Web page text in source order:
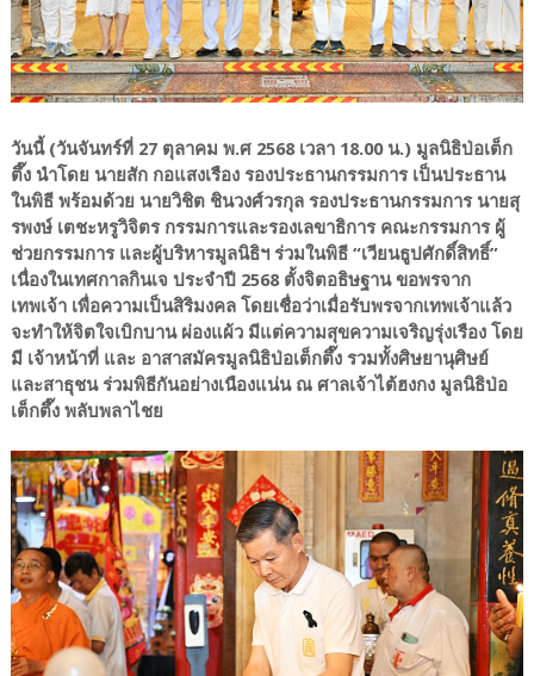
วันนี้ (วันจันทร์ที่ 27 ตุลาคม พ.ศ 2568 เวลา 18.00 น.) มูลนิธิป่อเต็ก
ตึ๊ง นำโดย นายสัก กอแสงเรือง รองประธานกรรมการ เป็นประธาน
ในพิธี พร้อมด้วย นายวิชิต ชินวงศ์วรกุล รองประธานกรรมการ นายสุ
รพงษ์ เตชะหรูวิจิตร กรรมการและรองเลขาธิการ คณะกรรมการ ผู้
ช่วยกรรมการ และผู้บริหารมูลนิธิฯ ร่วมในพิธี “เวียนธูปศักดิ์สิทธิ์”
เนื่องในเทศกาลกินเจ ประจำปี 2568 ตั้งจิตอธิษฐาน ขอพรจาก
เทพเจ้า เพื่อความเป็นสิริมงคล โดยเชื่อว่าเมื่อรับพรจากเทพเจ้าแล้ว
จะทำให้จิตใจเบิกบาน ผ่องแผ้ว มีแต่ความสุขความเจริญรุ่งเรือง โดย
มี เจ้าหน้าที่ และ อาสาสมัครมูลนิธิป่อเต็กตึ๊ง รวมทั้งศิษยานุศิษย์
และสาธุชน ร่วมพิธีกันอย่างเนืองแน่น ณ ศาลเจ้าไต้ฮงกง มูลนิธิป่อ
เต็กตึ๊ง พลับพลาไชย